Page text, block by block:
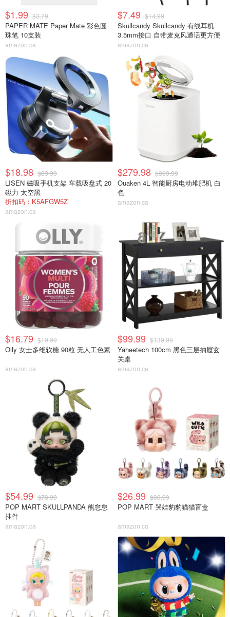
$1.99 $3.79
PAPER MATE Paper Mate 彩色圆
珠笔 10支装
amazon.ca
$7.49 $14.99
Skullcandy Skullcandy 有线耳机
3.5mm接口 自带麦克风通话更方便
amazon.ca
$18.98 $39.99
LISEN 磁吸手机支架 车载吸盘式 20
磁力 太空黑
折扣码：K5AFGW5Z
amazon.ca
$279.98 $399.99
Ouaken 4L 智能厨房电动堆肥机 白
色
amazon.ca
$16.79 $19.99
Olly 女士多维软糖 90粒 无人工色素
amazon.ca
$99.99 $139.99
Yaheetech 100cm 黑色三层抽屉玄
关桌
amazon.ca
$54.99 $73.99
POP MART SKULLPANDA 熊怠怠
挂件
amazon.ca
$26.99 $30.99
POP MART 哭娃豹豹猫猫盲盒
amazon.ca